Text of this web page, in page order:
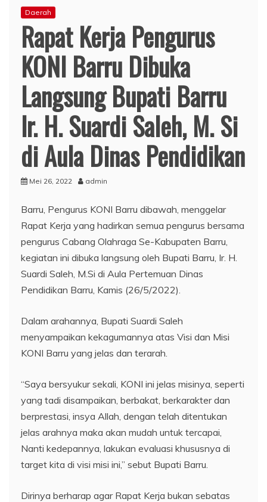
Daerah
Rapat Kerja Pengurus
KONI Barru Dibuka
Langsung Bupati Barru
Ir. H. Suardi Saleh, M. Si
di Aula Dinas Pendidikan
Mei 26, 2022 admin
Barru, Pengurus KONI Barru dibawah, menggelar
Rapat Kerja yang hadirkan semua pengurus bersama
pengurus Cabang Olahraga Se-Kabupaten Barru,
kegiatan ini dibuka langsung oleh Bupati Barru, Ir. H.
Suardi Saleh, M.Si di Aula Pertemuan Dinas
Pendidikan Barru, Kamis (26/5/2022).
Dalam arahannya, Bupati Suardi Saleh
menyampaikan kekagumannya atas Visi dan Misi
KONI Barru yang jelas dan terarah.
“Saya bersyukur sekali, KONI ini jelas misinya, seperti
yang tadi disampaikan, berbakat, berkarakter dan
berprestasi, insya Allah, dengan telah ditentukan
jelas arahnya maka akan mudah untuk tercapai,
Nanti kedepannya, lakukan evaluasi khususnya di
target kita di visi misi ini,” sebut Bupati Barru.
Dirinya berharap agar Rapat Kerja bukan sebatas